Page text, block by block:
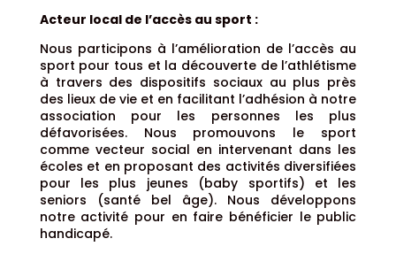
Acteur local de l’accès au sport :
Nous participons à l’amélioration de l’accès au
sport pour tous et la découverte de l’athlétisme
à travers des dispositifs sociaux au plus près
des lieux de vie et en facilitant l’adhésion à notre
association pour les personnes les plus
défavorisées. Nous promouvons le sport
comme vecteur social en intervenant dans les
écoles et en proposant des activités diversifiées
pour les plus jeunes (baby sportifs) et les
seniors (santé bel âge). Nous développons
notre activité pour en faire bénéficier le public
handicapé.